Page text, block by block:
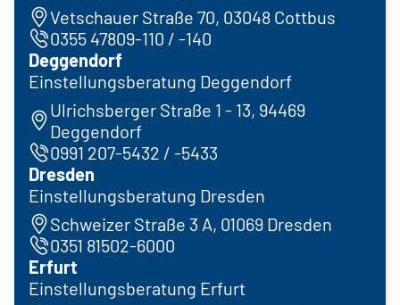
Vetschauer Straße 70, 03048 Cottbus
0355 47809-110 / -140
Deggendorf
Einstellungsberatung Deggendorf
Ulrichsberger Straße 1 - 13, 94469
Deggendorf
0991 207-5432 / -5433
Dresden
Einstellungsberatung Dresden
Schweizer Straße 3 A, 01069 Dresden
0351 81502-6000
Erfurt
Einstellungsberatung Erfurt